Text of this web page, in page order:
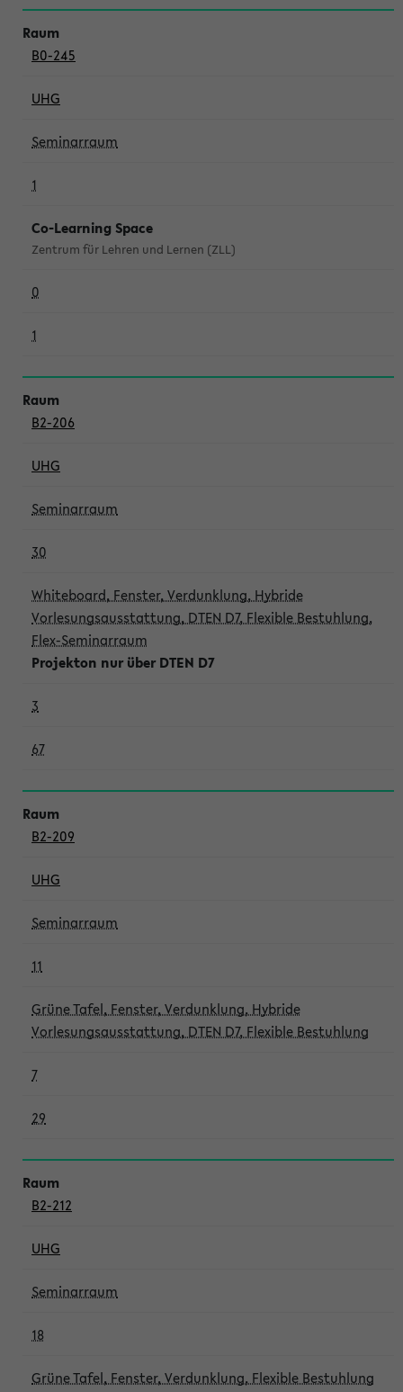
B0-245
UHG
Seminarraum
1
Co-Learning Space
Zentrum für Lehren und Lernen (ZLL)
0
1
B2-206
UHG
Seminarraum
30
Whiteboard, Fenster, Verdunklung, Hybride
Vorlesungsausstattung, DTEN D7, Flexible Bestuhlung,
Flex-Seminarraum
Projekton nur über DTEN D7
3
67
B2-209
UHG
Seminarraum
11
Grüne Tafel, Fenster, Verdunklung, Hybride
Vorlesungsausstattung, DTEN D7, Flexible Bestuhlung
7
29
B2-212
UHG
Seminarraum
18
Grüne Tafel, Fenster, Verdunklung, Flexible Bestuhlung